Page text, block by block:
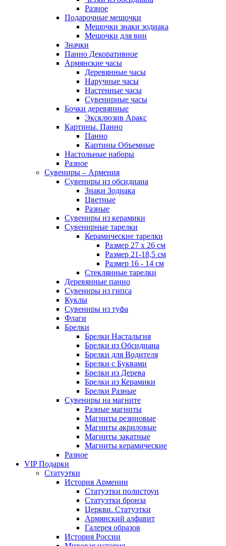
Разное
Подарочные мешочки
Мешочки знаки зодиака
Мешочки для вин
Значки
Панно Декоративное
Армянские часы
Деревянные часы
Наручные часы
Настенные часы
Сувенирные часы
Бочки деревянные
Эксклюзив Аракс
Картины. Панно
Панно
Картины Объемные
Настольные наборы
Разное
Сувениры – Армения
Сувениры из обсидиана
Знаки Зодиака
Цветные
Разные
Сувениры из керамики
Сувенирные тарелки
Керамические тарелки
Размер 27 х 26 см
Размер 21-18,5 см
Размер 16 - 14 см
Стеклянные тарелки
Деревянные панно
Сувениры из гипса
Куклы
Сувениры из туфа
Флаги
Брелки
Брелки Настальгия
Брелки из Обсидиана
Брелки для Водителя
Брелки с Буквами
Брелки из Дерева
Брелки из Керамики
Брелки Разные
Сувениры на магните
Разные магниты
Магниты резиновые
Магниты акриловые
Магниты закатные
Магниты керамические
Разное
VIP Подарки
Статуэтки
История Армении
Статуэтки полистоун
Статуэтки бронза
Церкви. Статуэтки
Армянский алфавит
Галерея образов
История России